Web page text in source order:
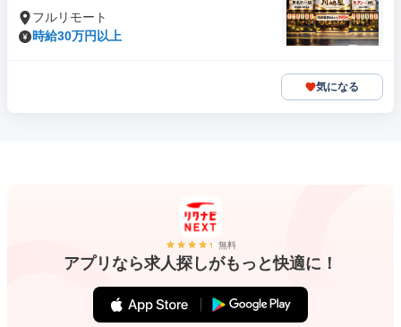
フルリモート
時給30万円以上
気になる
無料
アプリなら求人探しがもっと快適に！